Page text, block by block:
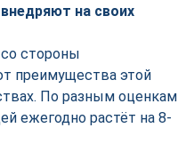
на своих
стороны
преимущества этой
По разным оценкам
ежегодно растёт на 8-